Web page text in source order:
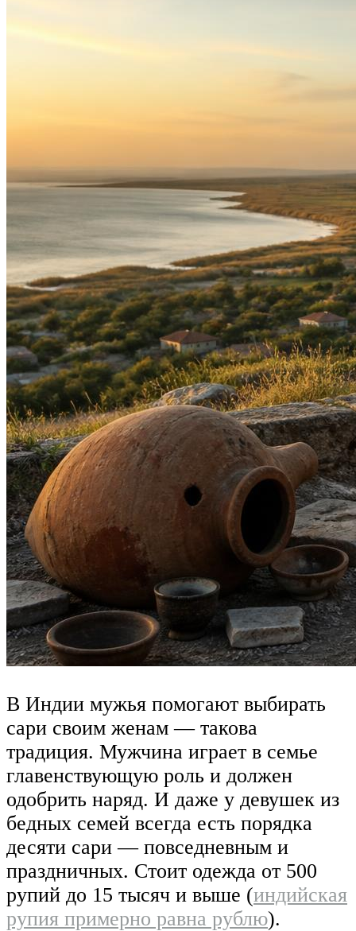
В Индии мужья помогают выбирать
сари своим женам — такова
традиция. Мужчина играет в семье
главенствующую роль и должен
одобрить наряд. И даже у девушек из
бедных семей всегда есть порядка
десяти сари — повседневным и
праздничных. Стоит одежда от 500
рупий до 15 тысяч и выше (индийская
рупия примерно равна рублю).